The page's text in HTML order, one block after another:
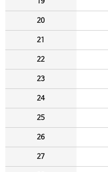
20
21
22
23
24
25
26
27